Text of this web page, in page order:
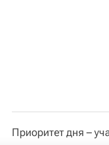
Приоритет дня –